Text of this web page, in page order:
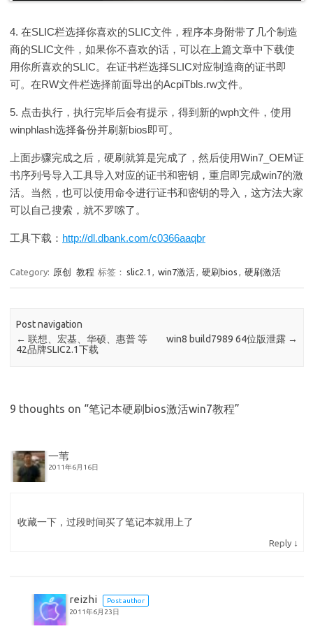
4. 在SLIC栏选择你喜欢的SLIC文件，程序本身附带了几个制造
商的SLIC文件，如果你不喜欢的话，可以在上篇文章中下载使
用你所喜欢的SLIC。在证书栏选择SLIC对应制造商的证书即
可。在RW文件栏选择前面导出的AcpiTbls.rw文件。
5. 点击执行，执行完毕后会有提示，得到新的wph文件，使用
winphlash选择备份并刷新bios即可。
上面步骤完成之后，硬刷就算是完成了，然后使用Win7_OEM证
书序列号导入工具导入对应的证书和密钥，重启即完成win7的激
活。当然，也可以使用命令进行证书和密钥的导入，这方法大家
可以自己搜索，就不罗嗦了。
工具下载： http://dl.dbank.com/c0366aaqbr
Category: 原创 教程 标签： slic2.1 , win7激活, 硬刷bios , 硬刷激活
Post navigation
← 联想、宏基、华硕、惠普 等
42品牌SLIC2.1下载
win8 build7989 64位版泄露 →
9 thoughts on “笔记本硬刷bios激活win7教程”
一苇
2011年6月16日
收藏一下，过段时间买了笔记本就用上了
Reply ↓
reizhi
Post author
2011年6月23日